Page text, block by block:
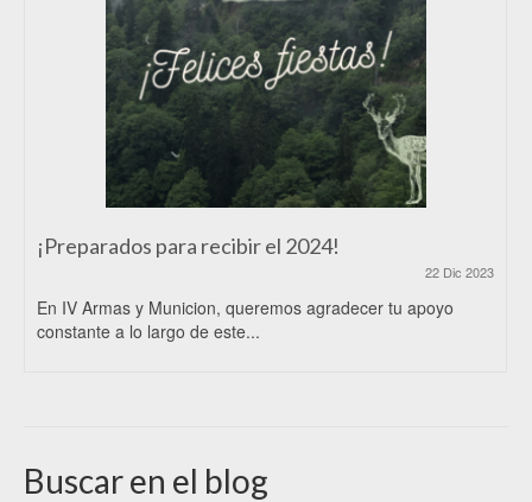
¡Preparados para recibir el 2024!
22 Dic 2023
En IV Armas y Municion, queremos agradecer tu apoyo
constante a lo largo de este...
Buscar en el blog